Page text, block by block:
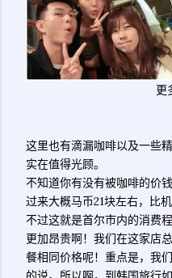
更
这里也有滴漏咖啡以及一些
实在值得光顾。
不知道你有没有被咖啡的价
过来大概马币21块左右，比
不过这就是首尔市内的消费
更加昂贵啊！我们在这家店
餐相同价格呢！重点是，我